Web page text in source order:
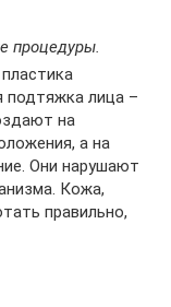
процедуры.
подтяжка лица –
на
а на
Они нарушают
Кожа,
правильно,